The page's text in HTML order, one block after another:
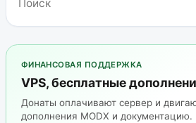
ФИНАНСОВАЯ ПОДДЕРЖКА
VPS, бесплатные
Донаты оплачивают сервер и
дополнения MODX и документацию.